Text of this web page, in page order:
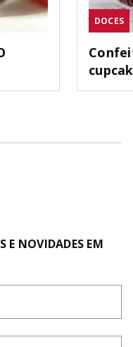
DOCES
E NOVIDADES EM